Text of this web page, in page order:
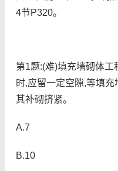
4节P320。
第1题:(难)填充墙砌体
时,应留一定空隙,等填
其补砌挤紧。
A.7
B.10